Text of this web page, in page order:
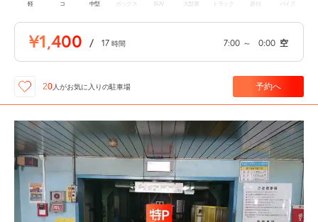
軽 コ 中型 ボックス SUV 大型車 トラック 原付 バイク
¥1,400 / 17 時間 7:00 ～ 0:00 空
20 人がお気に入りの駐車場 予約へ